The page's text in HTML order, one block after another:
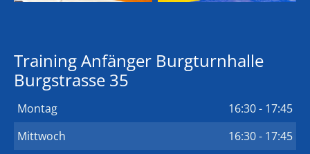
Training Anfänger Burgturnhalle
Burgstrasse 35
Montag
16:30 - 17:45
Mittwoch
16:30 - 17:45